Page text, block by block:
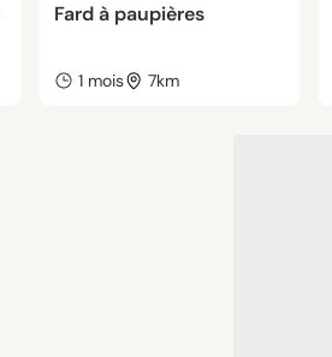
Fard à paupières
1 mois 7km